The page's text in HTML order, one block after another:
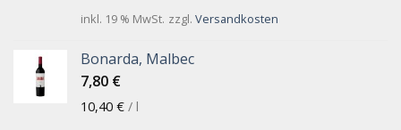
inkl. 19 % MwSt. zzgl. Versandkosten
Bonarda, Malbec
7,80 €
10,40 € / l